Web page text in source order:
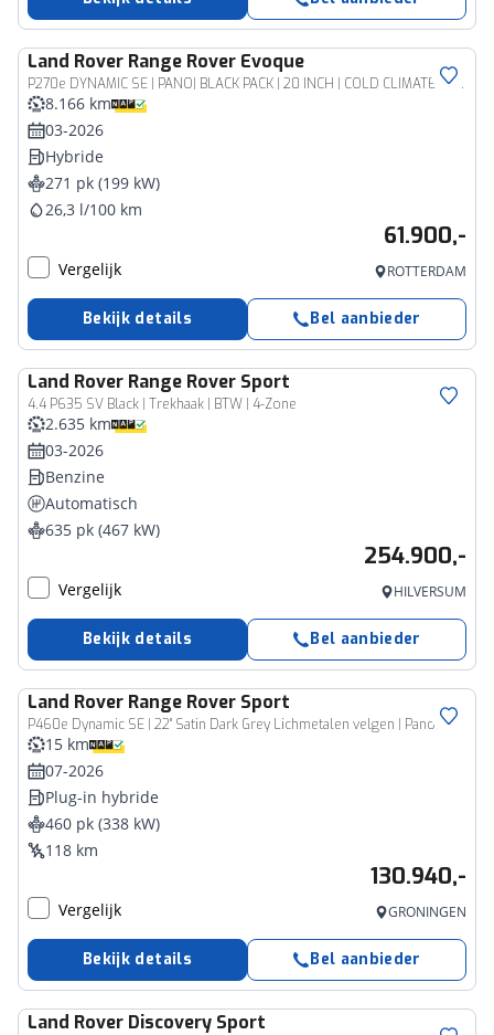
Land Rover Range Rover Evoque
P270e DYNAMIC SE | PANO| BLACK PACK | 20 INCH | COLD CLIMATE PACK
8.166 km
03-2026
Hybride
271 pk (199 kW)
26,3 l/100 km
61.900,-
Vergelijk ROTTERDAM
Bekijk details Bel aanbieder
Land Rover Range Rover Sport
4.4 P635 SV Black | Trekhaak | BTW | 4-Zone
2.635 km
03-2026
Benzine
Automatisch
635 pk (467 kW)
254.900,-
Vergelijk HILVERSUM
Bekijk details Bel aanbieder
Land Rover Range Rover Sport
P460e Dynamic SE | 22" Satin Dark Grey Lichmetalen velgen | Panoramisch Schuifdak | Soft Door Close | Cold Climate Pack |
15 km
07-2026
Plug-in hybride
460 pk (338 kW)
118 km
130.940,-
Vergelijk GRONINGEN
Bekijk details Bel aanbieder
Land Rover Discovery Sport